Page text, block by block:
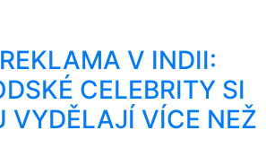
V INDII:
CELEBRITY SI
VYDĚLAJÍ VÍCE NEŽ